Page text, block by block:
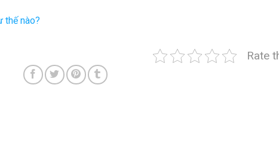
thế nào?
Rate